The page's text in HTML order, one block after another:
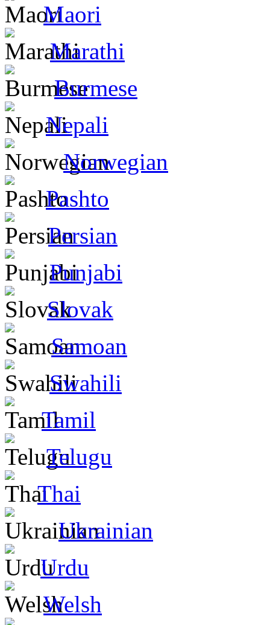
Maori
Marathi
Burmese
Nepali
Norwegian
Pashto
Persian
Punjabi
Slovak
Samoan
Swahili
Tamil
Telugu
Thai
Ukrainian
Urdu
Welsh